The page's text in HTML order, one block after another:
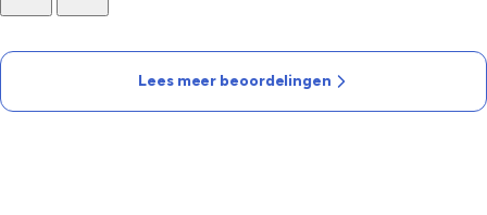
Lees meer beoordelingen